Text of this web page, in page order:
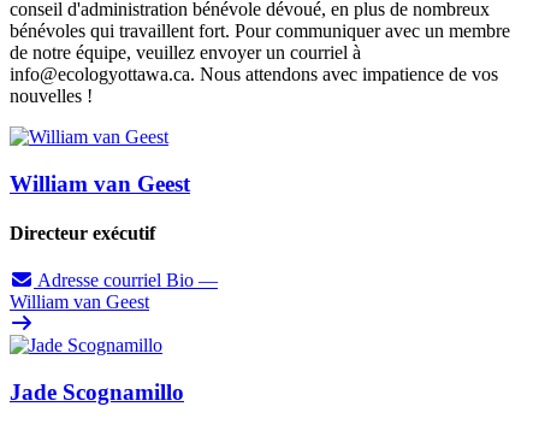
conseil d'administration bénévole dévoué, en plus de nombreux
bénévoles qui travaillent fort. Pour communiquer avec un membre
de notre équipe, veuillez envoyer un courriel à
info@ecologyottawa.ca. Nous attendons avec impatience de vos
nouvelles !
William van Geest
Directeur exécutif
Adresse courriel Bio —
William van Geest
Jade Scognamillo